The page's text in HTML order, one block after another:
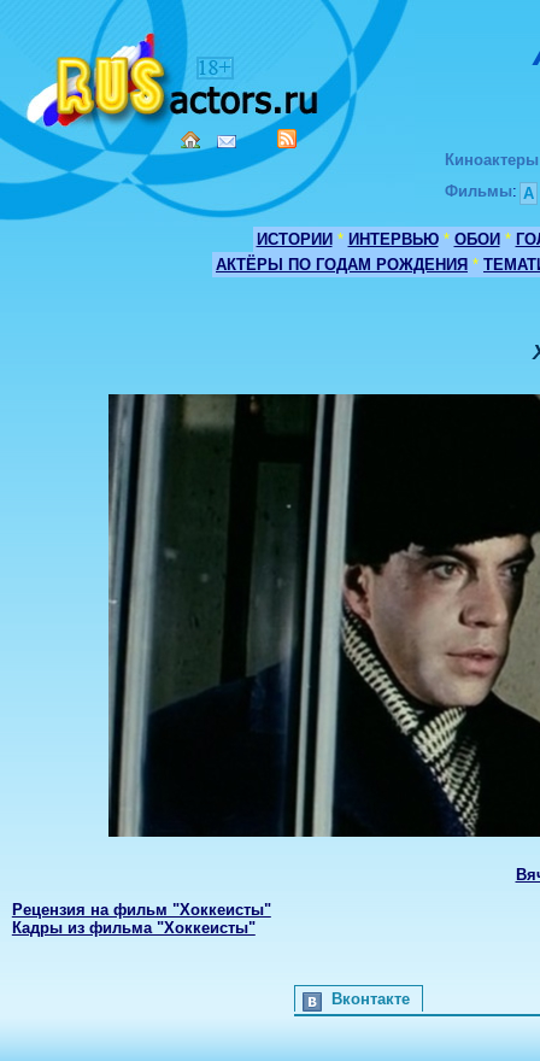
Киноактеры
Фильмы: А
ИСТОРИИ * ИНТЕРВЬЮ * ОБОИ *
АКТЁРЫ ПО ГОДАМ РОЖДЕНИЯ *
Рецензия на фильм "Хоккеисты"
Кадры из фильма "Хоккеисты"
Вконтакте